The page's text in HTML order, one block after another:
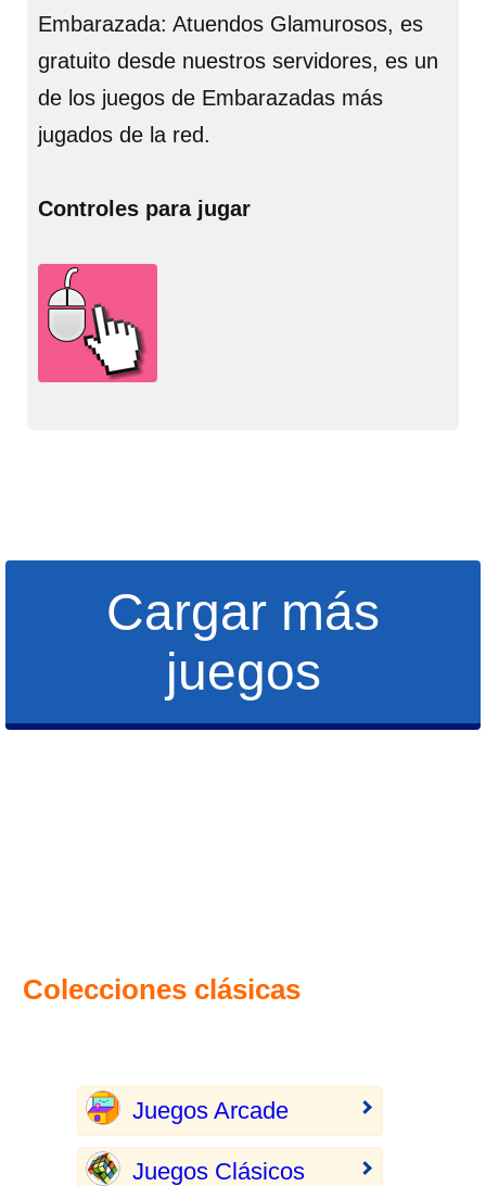
Embarazada: Atuendos Glamurosos, es
gratuito desde nuestros servidores, es un
de los juegos de Embarazadas más
jugados de la red.
Controles para jugar
Cargar más
juegos
Colecciones clásicas
Juegos Arcade
Juegos Clásicos